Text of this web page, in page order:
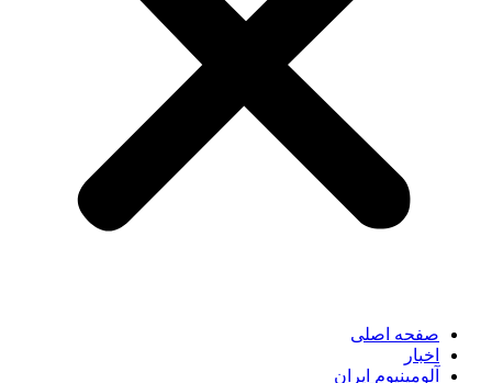
صفحه اصلی
اخبار
آلومینیوم ایران